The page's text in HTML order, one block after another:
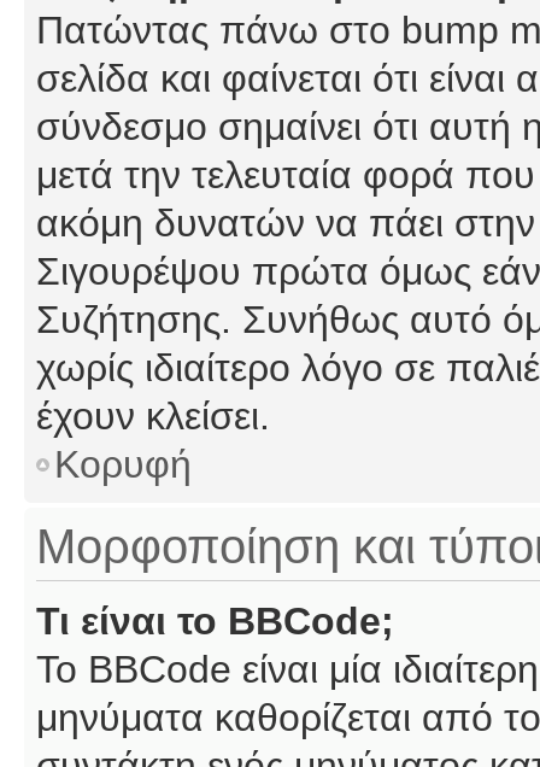
Πατώντας πάνω στο bump
σελίδα και φαίνεται ότι
σύνδεσμο σημαίνει ότι αυτή
μετά την τελευταία φορά που
ακόμη δυνατών να πάει
Σιγουρέψου πρώτα όμως εάν
Συζήτησης. Συνήθως αυτό
χωρίς ιδιαίτερο λόγο σε
έχουν κλείσει.
Κορυφή
Μορφοποίηση και
Τι είναι το BBCode;
Το BBCode είναι μία
μηνύματα καθορίζεται από